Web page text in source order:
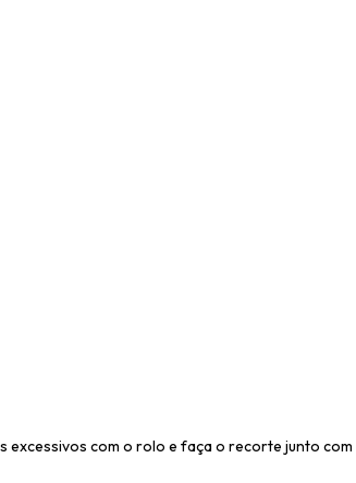
excessivos com o rolo e faça o recorte junto